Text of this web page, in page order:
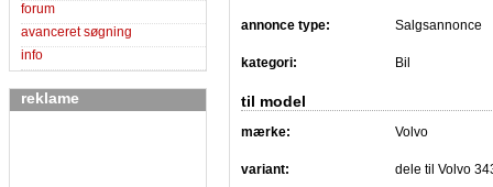
forum
avanceret søgning
info
reklame
annonce type: Salgsannonce
kategori: Bil
til model
mærke: Volvo
variant: dele til Volvo